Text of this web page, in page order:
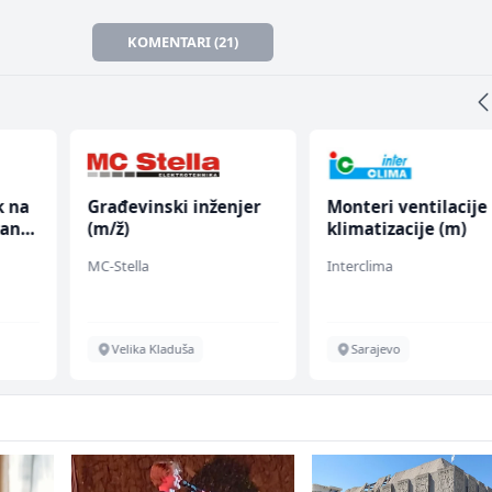
KOMENTARI (21)
Monteri ventilacije i
klimatizacije (m)
Interclima
Sarajevo
Accounting
(m/f)
Jitasa
Više lokacija